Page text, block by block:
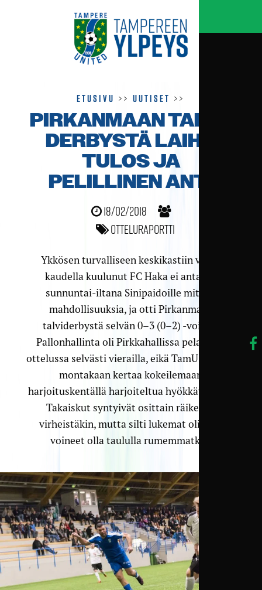
Etusivu >>Uutiset >>
PIRKANMAAN TALVI­
DERBYSTÄ LAIHA
TULOS JA
PELILLINEN ANTI
18/02/2018
Otteluraportti
Ykkösen turvalliseen keskikastiin viime
kaudella kuulunut FC Haka ei antanut
sunnuntai-iltana Sinipaidoille mitään
mahdollisuuksia, ja otti Pirkanmaan
talviderbystä selvän 0–3 (0–2) -voiton.
Pallonhallinta oli Pirkkahallissa pelatussa
ottelussa selvästi vierailla, eikä TamU päässyt
montakaan kertaa kokeilemaan
harjoituskentällä harjoiteltua hyökkäyspeliä.
Takaiskut syntyivät osittain räikeistä
virheistäkin, mutta silti lukemat olisivat
voineet olla taululla rumemmatkin.